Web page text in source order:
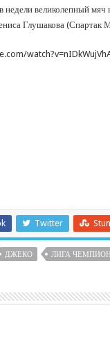
недели великолепный мяч
Глушакова (Спартак
Twitter
ДЖЕКО ЛИГА